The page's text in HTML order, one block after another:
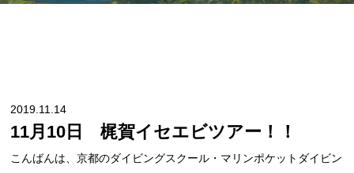
2019.11.14
11月10日 梶賀イセエビツアー！！
こんばんは、京都のダイビングスクール・マリンポケットダイビン